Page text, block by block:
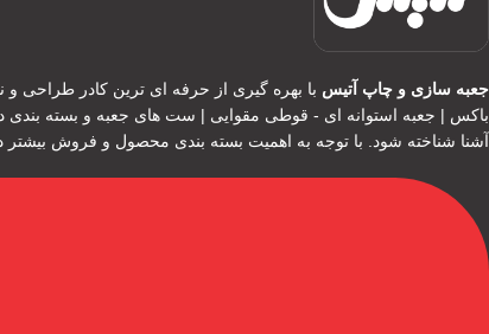
جعبه سازی و چاپ آتیس با بهره گیری از حرفه ای ترین کادر طراحی و
باکس | جعبه استوانه ای - قوطی مقوایی | ست های جعبه و بسته
آشنا شناخته شود. با توجه به اهمیت بسته بندی محصول و فروش بیشتر